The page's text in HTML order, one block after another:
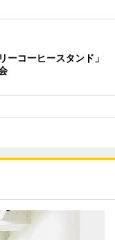
ーコーヒースタンド」